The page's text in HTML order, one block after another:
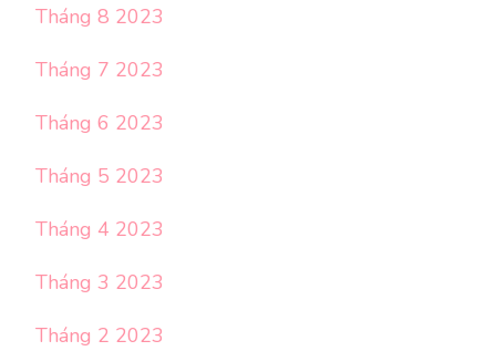
Tháng 8 2023
Tháng 7 2023
Tháng 6 2023
Tháng 5 2023
Tháng 4 2023
Tháng 3 2023
Tháng 2 2023